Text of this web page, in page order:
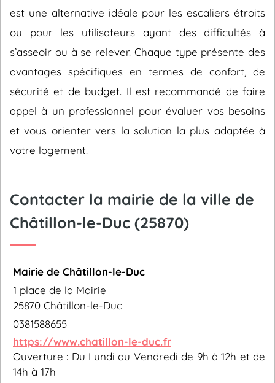
est une alternative idéale pour les escaliers étroits
ou pour les utilisateurs ayant des difficultés à
s’asseoir ou à se relever. Chaque type présente des
avantages spécifiques en termes de confort, de
sécurité et de budget. Il est recommandé de faire
appel à un professionnel pour évaluer vos besoins
et vous orienter vers la solution la plus adaptée à
votre logement.
Contacter la mairie de la ville de
Châtillon-le-Duc (25870)
Mairie de Châtillon-le-Duc
1 place de la Mairie
25870 Châtillon-le-Duc
0381588655
https://www.chatillon-le-duc.fr
Ouverture : Du Lundi au Vendredi de 9h à 12h et de
14h à 17h